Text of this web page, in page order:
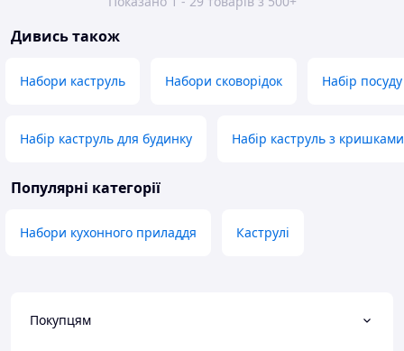
Дивись також
Набори каструль Набори сковорідок Набір
Набір каструль для будинку Набір каструль з кришками
Популярні категорії
Набори кухонного приладдя Каструлі
Покупцям